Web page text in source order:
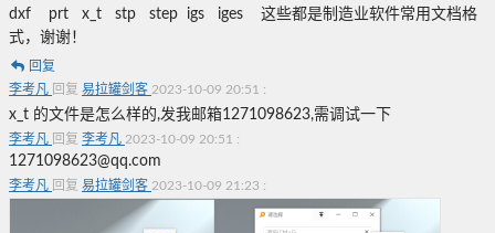
dxf prt x_t stp step igs iges 这些都是制造业软件常用文档格
式，谢谢！
回复
李考凡 回复 易拉罐剑客 2023-10-09 20:51 :
x_t 的文件是怎么样的,发我邮箱1271098623,需调试一下
李考凡 回复 李考凡 2023-10-09 20:51 :
1271098623@qq.com
李考凡 回复 易拉罐剑客 2023-10-09 21:23 :